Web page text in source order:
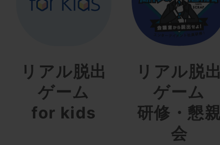
リアル脱出
ゲーム
for kids
リアル脱
ゲーム
研修・懇
会